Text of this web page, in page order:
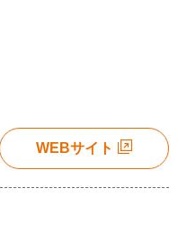
WEBサイト